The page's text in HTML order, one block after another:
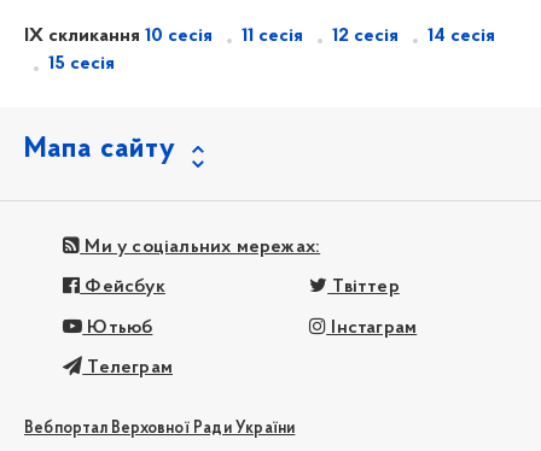
IX скликання 10 сесія 11 сесія 12 сесія
14 сесія
15 сесія
Мапа сайту
Ми у соціальних мережах:
Фейсбук Твіттер
Ютьюб Інстаграм
Телеграм
Вебпортал Верховної Ради України